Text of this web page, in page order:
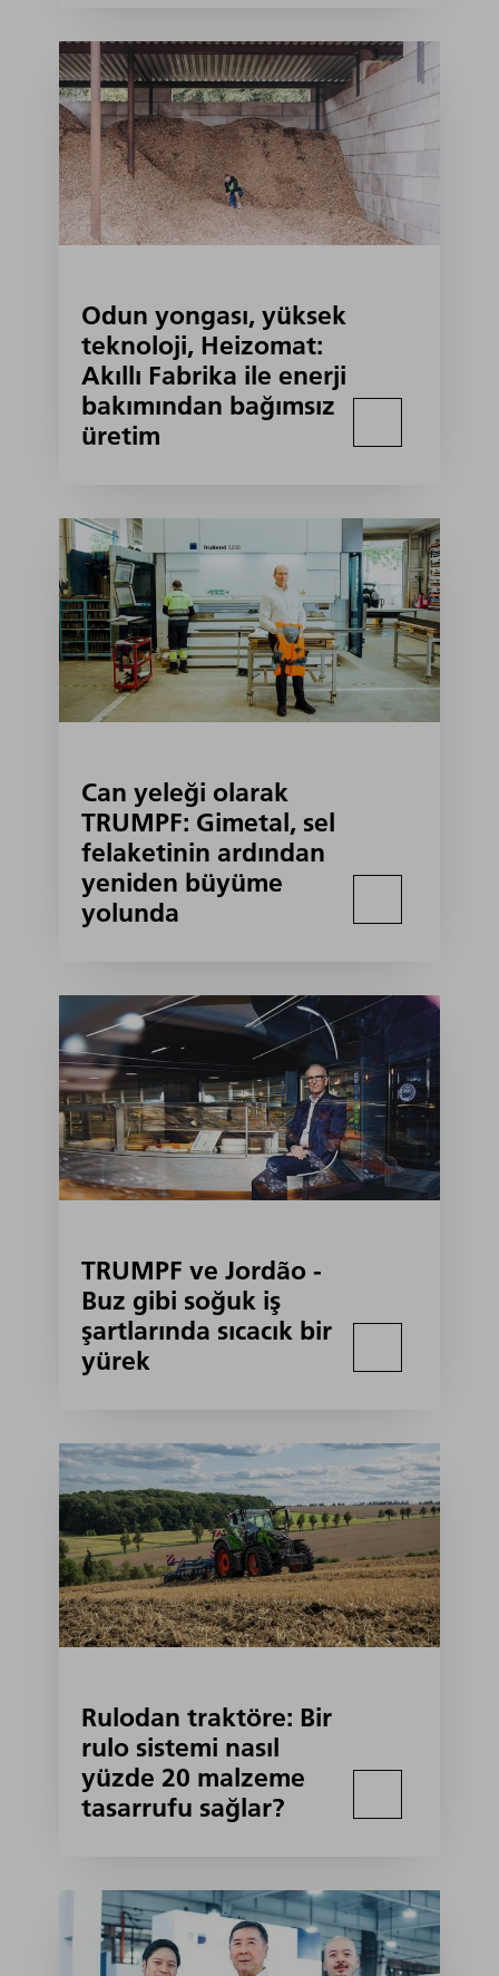
Odun yongası, yüksek
teknoloji, Heizomat:
Akıllı Fabrika ile enerji
bakımından bağımsız
üretim
Can yeleği olarak
TRUMPF: Gimetal, sel
felaketinin ardından
yeniden büyüme
yolunda
TRUMPF ve Jordão -
Buz gibi soğuk iş
şartlarında sıcacık bir
yürek
Rulodan traktöre: Bir
rulo sistemi nasıl
yüzde 20 malzeme
tasarrufu sağlar?